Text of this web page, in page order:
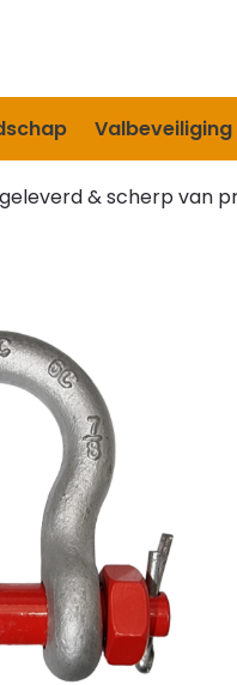
Valbeveiliging
& scherp van